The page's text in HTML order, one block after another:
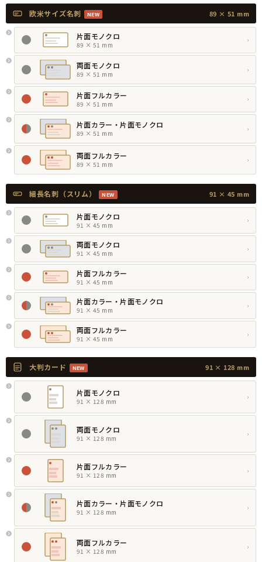
欧米サイズ名刺 NEW 89 × 51 mm
片面モノクロ
89 × 51 mm
›
両面モノクロ
89 × 51 mm
›
片面フルカラー
89 × 51 mm
›
片面カラー・片面モノクロ
89 × 51 mm
›
両面フルカラー
89 × 51 mm
›
細長名刺（スリム） NEW 91 × 45 mm
片面モノクロ
91 × 45 mm
›
両面モノクロ
91 × 45 mm
›
片面フルカラー
91 × 45 mm
›
片面カラー・片面モノクロ
91 × 45 mm
›
両面フルカラー
91 × 45 mm
›
大判カード NEW 91 × 128 mm
片面モノクロ
91 × 128 mm
›
両面モノクロ
91 × 128 mm
›
片面フルカラー
91 × 128 mm
›
片面カラー・片面モノクロ
91 × 128 mm
›
両面フルカラー
91 × 128 mm
›